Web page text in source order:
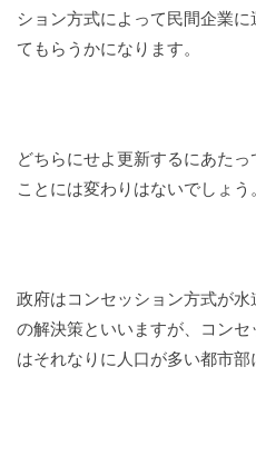
ション方式によって民間企業
てもらうかになります。
どちらにせよ更新するにあた
ことには変わりはないでしょう。
政府はコンセッション方式が
の解決策といいますが、コン
はそれなりに人口が多い都市部